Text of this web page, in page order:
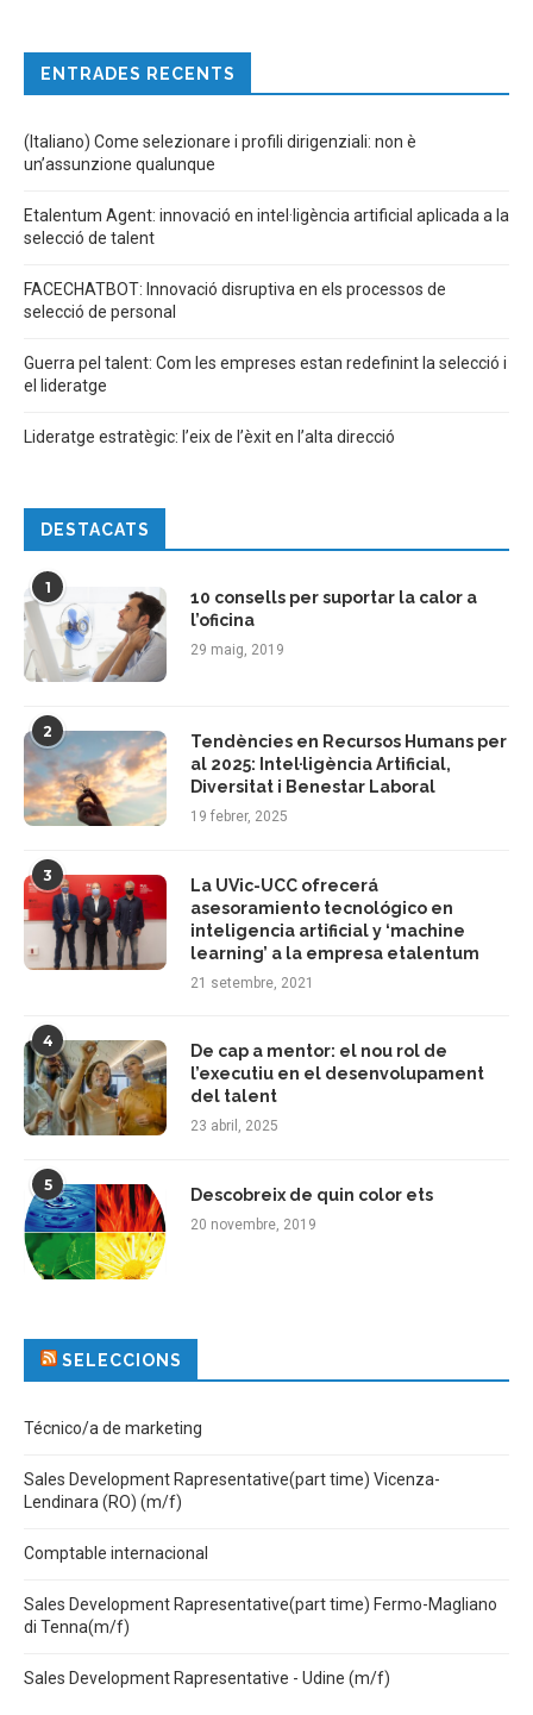
ENTRADES RECENTS
(Italiano) Come selezionare i profili dirigenziali: non è
un’assunzione qualunque
Etalentum Agent: innovació en intel·ligència artificial aplicada a la
selecció de talent
FACECHATBOT: Innovació disruptiva en els processos de
selecció de personal
Guerra pel talent: Com les empreses estan redefinint la selecció i
el lideratge
Lideratge estratègic: l’eix de l’èxit en l’alta direcció
DESTACATS
1
10 consells per suportar la calor a
l’oficina
29 maig, 2019
2
Tendències en Recursos Humans per
al 2025: Intel·ligència Artificial,
Diversitat i Benestar Laboral
19 febrer, 2025
3
La UVic-UCC ofrecerá
asesoramiento tecnológico en
inteligencia artificial y ‘machine
learning’ a la empresa etalentum
21 setembre, 2021
4
De cap a mentor: el nou rol de
l’executiu en el desenvolupament
del talent
23 abril, 2025
5
Descobreix de quin color ets
20 novembre, 2019
SELECCIONS
Técnico/a de marketing
Sales Development Rapresentative(part time) Vicenza-
Lendinara (RO) (m/f)
Comptable internacional
Sales Development Rapresentative(part time) Fermo-Magliano
di Tenna(m/f)
Sales Development Rapresentative - Udine (m/f)